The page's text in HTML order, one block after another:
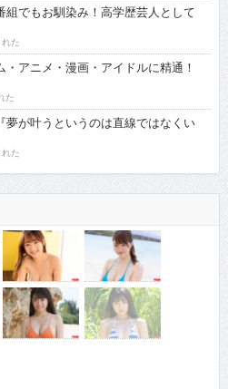
でもお馴染み！高学歴芸人として
た
アニメ・漫画・アイドルに精通！
た
が叶うというのは直線ではなくい
た